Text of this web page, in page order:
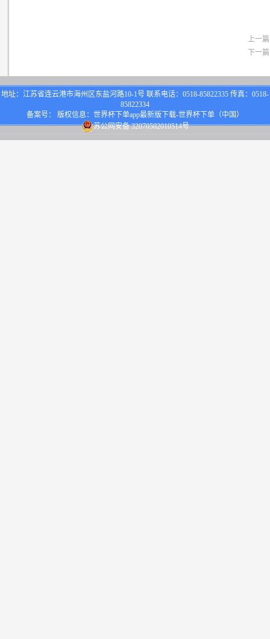
上一
下一
地址：江苏省连云港市海州区东盐河路10-1号 联系电话：0518-85822335 传真：0518-
85822334
备案号： 版权信息：世界杯下单app最新版下载-世界杯下单（中国）
苏公网安备 32070502010514号